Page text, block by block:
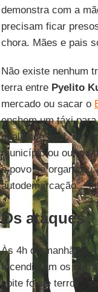
demonstra com a
precisam ficar
chora. Mães e pais
Não existe nenhum
terra entre Pyelito
mercado ou sacar o
enchem um táxi
qualidade aqui, um
município ou outros
o povo se
autodemarcação”,
Os ataques
Às 4h da manhã de
Incendiaram os
noite foi de terror”,